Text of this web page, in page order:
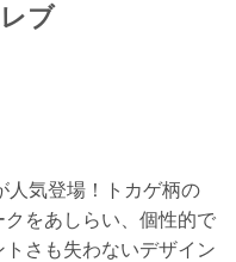
ブ
人気登場！トカゲ柄の
をあしらい、個性的で
さも失わないデザイン